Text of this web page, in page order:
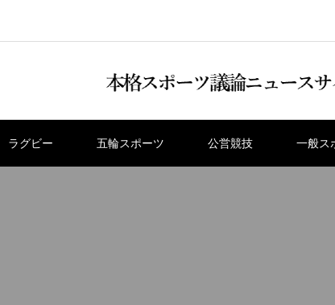
ラグビー 五輪スポーツ 公営競技 一般ス